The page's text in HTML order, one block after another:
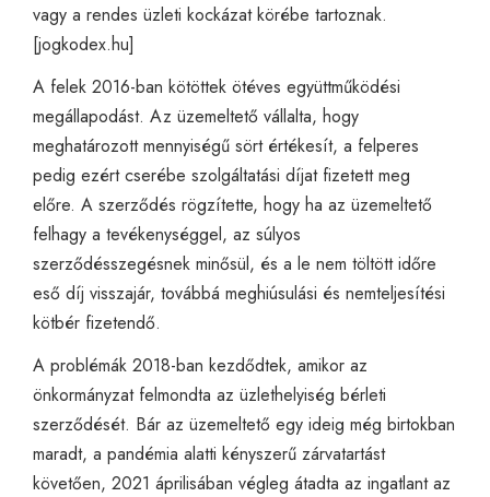
vagy a rendes üzleti kockázat körébe tartoznak.
[jogkodex.hu]
A felek 2016-ban kötöttek ötéves együttműködési
megállapodást. Az üzemeltető vállalta, hogy
meghatározott mennyiségű sört értékesít, a felperes
pedig ezért cserébe szolgáltatási díjat fizetett meg
előre. A szerződés rögzítette, hogy ha az üzemeltető
felhagy a tevékenységgel, az súlyos
szerződésszegésnek minősül, és a le nem töltött időre
eső díj visszajár, továbbá meghiúsulási és nemteljesítési
kötbér fizetendő.
A problémák 2018-ban kezdődtek, amikor az
önkormányzat felmondta az üzlethelyiség bérleti
szerződését. Bár az üzemeltető egy ideig még birtokban
maradt, a pandémia alatti kényszerű zárvatartást
követően, 2021 áprilisában végleg átadta az ingatlant az